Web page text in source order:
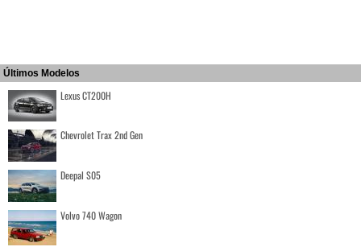
Últimos Modelos
Lexus CT200H
Chevrolet Trax 2nd Gen
Deepal S05
Volvo 740 Wagon